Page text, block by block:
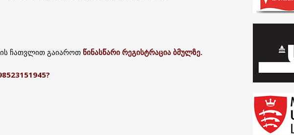
ჩათვლით გაიაროთ წინასწარი რეგისტრაცია ბმულზე.